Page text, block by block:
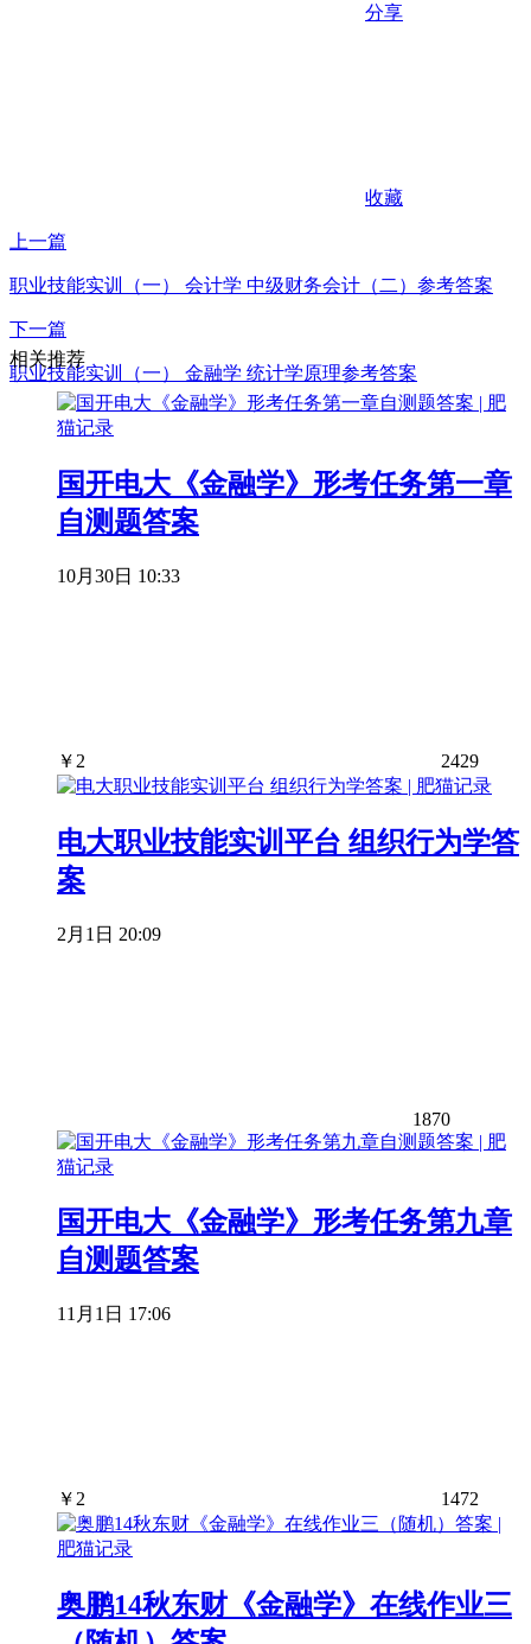
分享
收藏
上一篇
职业技能实训（一） 会计学 中级财务会计（二）参考答案
下一篇
职业技能实训（一） 金融学 统计学原理参考答案
相关推荐
国开电大《金融学》形考任务第一章
自测题答案
10月30日 10:33
￥ 2 2429
电大职业技能实训平台 组织行为学答
案
2月1日 20:09
1870
国开电大《金融学》形考任务第九章
自测题答案
11月1日 17:06
￥ 2 1472
奥鹏14秋东财《金融学》在线作业三